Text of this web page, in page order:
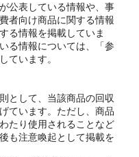
公表している情報や、事
者向け商品に関する情報
る情報を掲載していま
る情報については、「参
ています。
として、当該商品の回収
ています。ただし、商品
たり使用されることなど
も注意喚起として掲載を